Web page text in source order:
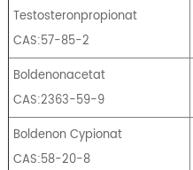
Testosteronpropionat
CAS:57-85-2
Boldenonacetat
CAS:2363-59-9
Boldenon Cypionat
CAS:58-20-8